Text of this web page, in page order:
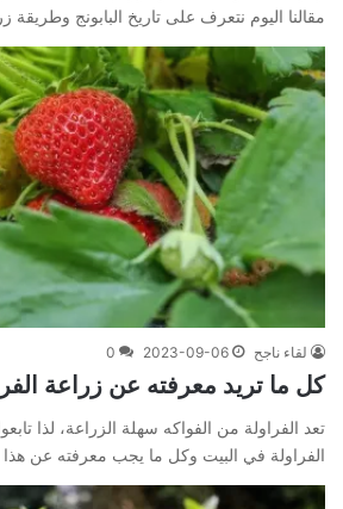
مقالنا اليوم نتعرف على تاريخ البابونج وطريقة
لقاء ناجح 2023-09-06
0
كل ما تريد معرفته عن زراعة
تعد الفراولة من الفواكه سهلة الزراعة، لذا
الفراولة في البيت وكل ما يجب معرفته عن هذا